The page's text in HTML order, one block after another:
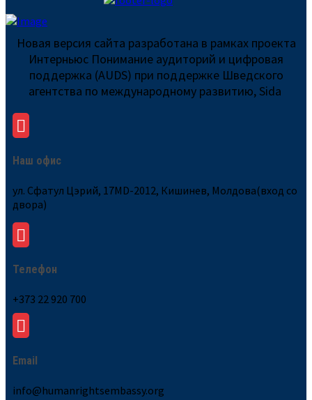
Новая версия сайта разработана в рамках проекта
Интерньюс Понимание аудиторий и цифровая
поддержка (AUDS) при поддержке Шведского
агентства по международному развитию, Sida
Наш офис
ул. Сфатул Цэрий, 17MD-2012, Кишинев, Молдова(вход со
двора)
Телефон
+373 22 920 700
Email
info@humanrightsembassy.org